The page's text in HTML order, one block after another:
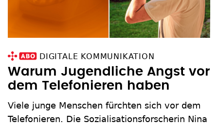
DIGITALE KOMMUNIKATION
Warum Jugendliche Angst vor
dem Telefonieren haben
Viele junge Menschen fürchten sich vor dem
Telefonieren. Die Sozialisationsforscherin Nina